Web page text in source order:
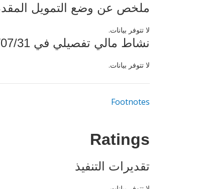
ملخص عن وضع التمويل المقدم من
لا تتوفر بيانات.
نشاط مالي تفصيلي في 2026/07/31
لا تتوفر بيانات.
Footnotes
Ratings
تقديرات التنفيذ